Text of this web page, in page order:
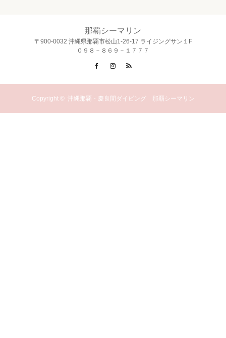
那覇シーマリン
〒900-0032 沖縄県那覇市松山1-26-17 ライジングサン１F
０９８－８６９－１７７７
FacebookInstagram
Copyright © 沖縄那覇・慶良間ダイビング 那覇シーマリン